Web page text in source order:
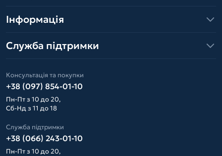
Інформація
Служба підтримки
Консультація та покупки
+38 (097) 854-01-10
Пн-Пт з 10 до 20,
Сб-Нд з 11 до 18
Служба підтримки
+38 (066) 243-01-10
Пн-Пт з 10 до 20,